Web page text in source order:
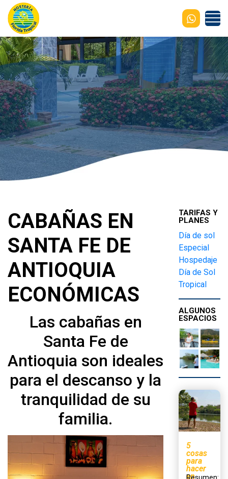
CABAÑAS EN
SANTA FE DE
ANTIOQUIA
ECONÓMICAS
Las cabañas en
Santa Fe de
Antioquia son ideales
para el descanso y la
tranquilidad de su
familia.
TARIFAS Y
PLANES
Día de sol
Especial
Hospedaje
Día de Sol
Tropical
ALGUNOS
ESPACIOS
5
cosas
para
hacer
en